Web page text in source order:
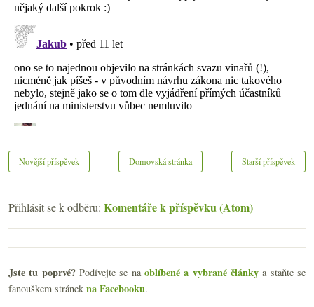
Novější příspěvek Starší příspěvek
Domovská stránka
Přihlásit se k odběru: Komentáře k příspěvku (Atom)
Jste tu poprvé?Podívejte se naoblíbené a vybrané články a staňte se
fanouškem stránek na Facebooku.